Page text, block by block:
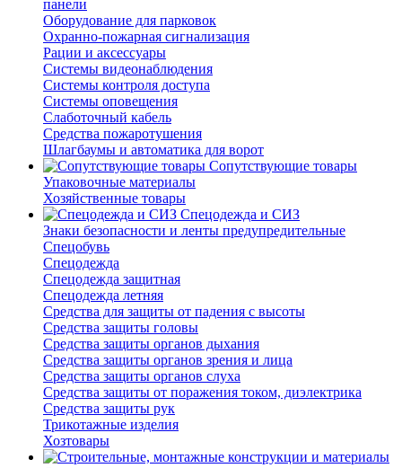
панели
Оборудование для парковок
Охранно-пожарная сигнализация
Рации и аксессуары
Системы видеонаблюдения
Системы контроля доступа
Системы оповещения
Слаботочный кабель
Средства пожаротушения
Шлагбаумы и автоматика для ворот
Сопутствующие товары
Упаковочные материалы
Хозяйственные товары
Спецодежда и СИЗ
Знаки безопасности и ленты предупредительные
Спецобувь
Спецодежда
Спецодежда защитная
Спецодежда летняя
Средства для защиты от падения с высоты
Средства защиты головы
Средства защиты органов дыхания
Средства защиты органов зрения и лица
Средства защиты органов слуха
Средства защиты от поражения током, диэлектрика
Средства защиты рук
Трикотажные изделия
Хозтовары